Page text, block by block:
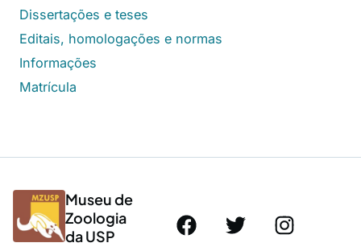
Dissertações e teses
Editais, homologações e normas
Informações
Matrícula
Museu de
Zoologia
da USP